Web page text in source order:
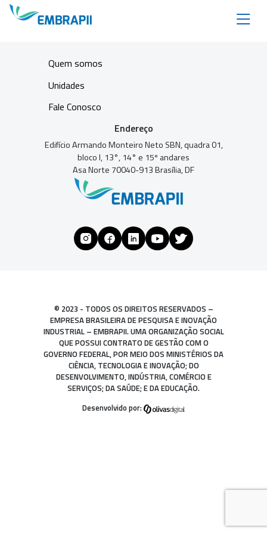
Quem somos
Unidades
Fale Conosco
Endereço
Edifício Armando Monteiro Neto SBN, quadra 01,
bloco I, 13°, 14° e 15º andares
Asa Norte 70040-913 Brasília, DF
© 2023 - TODOS OS DIREITOS RESERVADOS –
EMPRESA BRASILEIRA DE PESQUISA E INOVAÇÃO
INDUSTRIAL – EMBRAPII. UMA ORGANIZAÇÃO SOCIAL
QUE POSSUI CONTRATO DE GESTÃO COM O
GOVERNO FEDERAL, POR MEIO DOS MINISTÉRIOS DA
CIÊNCIA, TECNOLOGIA E INOVAÇÃO; DO
DESENVOLVIMENTO, INDÚSTRIA, COMÉRCIO E
SERVIÇOS; DA SAÚDE; E DA EDUCAÇÃO.
Desenvolvido por: